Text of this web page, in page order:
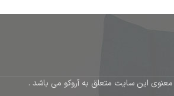
این سایت متعلق به آروکو می باشد .